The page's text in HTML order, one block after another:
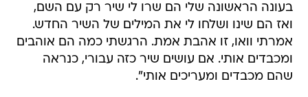
בעונה הראשונה שלי הם שרו לי שיר רק עם השם,
ואז הם שינו ושלחו לי את המילים של השיר החדש.
אמרתי וואו, זו אהבת אמת. הרגשתי כמה הם אוהבים
ומכבדים אותי. אם עושים שיר כזה עבורי, כנראה
שהם מכבדים ומעריכים אותי".